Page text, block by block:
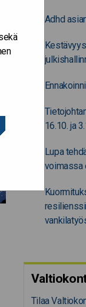
Adhd
16.10. ja
Lupa
voimassa
Tilaa